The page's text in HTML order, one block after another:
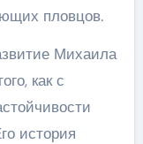
пловцов.
Михаила
как с
история